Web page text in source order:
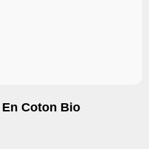
Coton Bio